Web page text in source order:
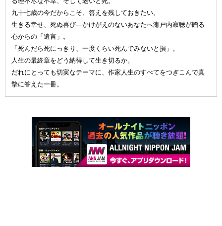
九十七歳の今だからこそ、答えを残しておきたい。
生きる幸せ、死ぬ喜び—かけがえのないあなたへ瀬戸内寂聴が贈る
心からの「遺言」。
「死んだら死にっきり、一度くらい死んでみないと損」。
人生の最終章をどう納得して生き切るか。
だれにとっても切実なテーマに、作家人生のすべてをつぎこんで真
摯に答えた一冊。